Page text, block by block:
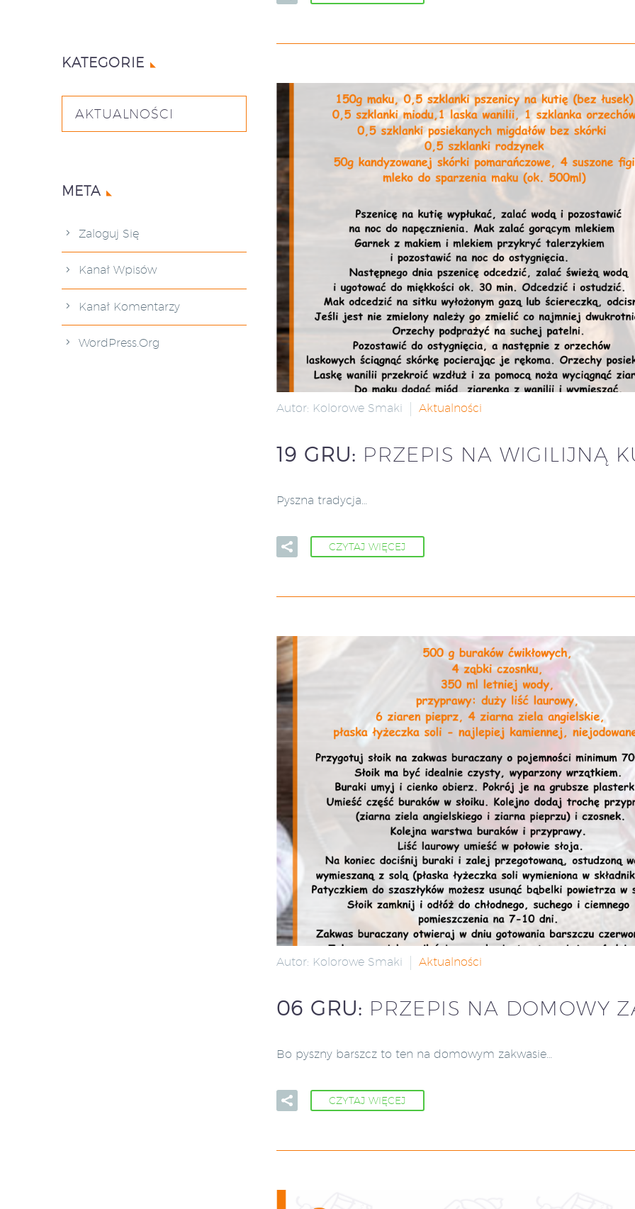
Autor: Kolorowe Smaki Aktualności
19 GRU: PRZEPIS NA WIGILIJNĄ
Pyszna tradycja…
CZYTAJ WIĘCEJ
Autor: Kolorowe Smaki Aktualności
06 GRU: PRZEPIS NA DOMOWY
Bo pyszny barszcz to ten na domowym zakwasie…
CZYTAJ WIĘCEJ
KATEGORIE
AKTUALNOŚCI
META
Zaloguj Się
Kanał Wpisów
Kanał Komentarzy
WordPress.org